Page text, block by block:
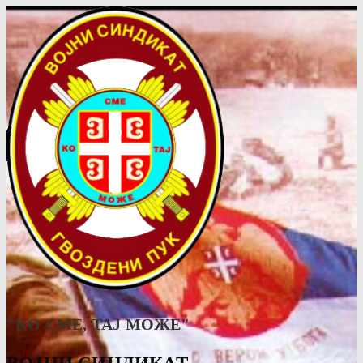
"КО СМЕ, ТАJ МОЖЕ"